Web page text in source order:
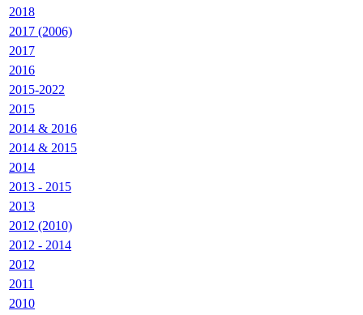
2018
2017 (2006)
2017
2016
2015-2022
2015
2014 & 2016
2014 & 2015
2014
2013 - 2015
2013
2012 (2010)
2012 - 2014
2012
2011
2010